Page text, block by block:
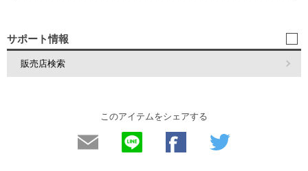
サポート情報
販売店検索
このアイテムをシェアする